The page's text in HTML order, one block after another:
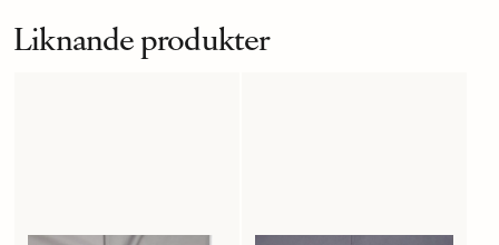
Liknande produkter